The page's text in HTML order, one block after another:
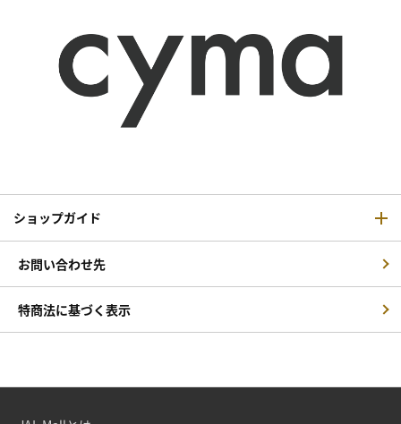
ショップガイド
お問い合わせ先
特商法に基づく表示